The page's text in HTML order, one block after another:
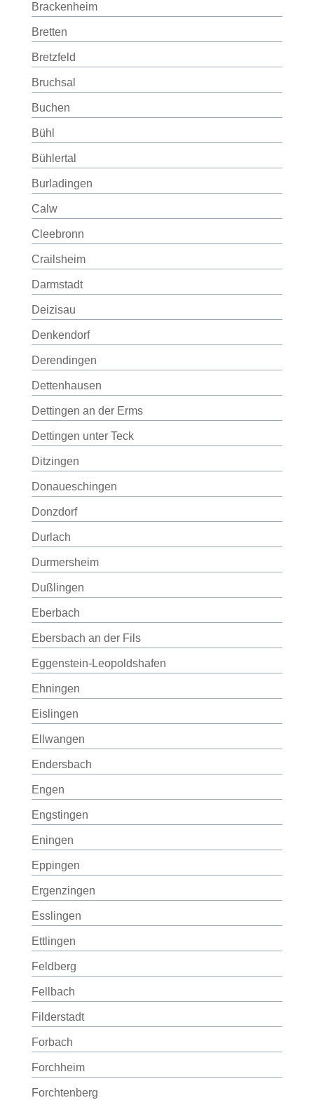
Brackenheim
Bretten
Bretzfeld
Bruchsal
Buchen
Bühl
Bühlertal
Burladingen
Calw
Cleebronn
Crailsheim
Darmstadt
Deizisau
Denkendorf
Derendingen
Dettenhausen
Dettingen an der Erms
Dettingen unter Teck
Ditzingen
Donaueschingen
Donzdorf
Durlach
Durmersheim
Dußlingen
Eberbach
Ebersbach an der Fils
Eggenstein-Leopoldshafen
Ehningen
Eislingen
Ellwangen
Endersbach
Engen
Engstingen
Eningen
Eppingen
Ergenzingen
Esslingen
Ettlingen
Feldberg
Fellbach
Filderstadt
Forbach
Forchheim
Forchtenberg